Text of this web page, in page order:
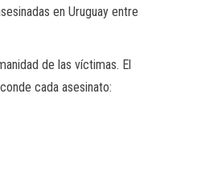
en Uruguay entre
de las víctimas. El
cada asesinato: